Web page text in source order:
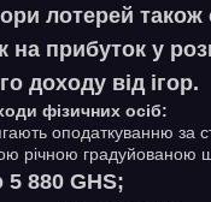
лотерей також
на прибуток у
доходу від ігор.
фізичних осіб:
оподаткуванню за
річною градуйованою
5 880 GHS;